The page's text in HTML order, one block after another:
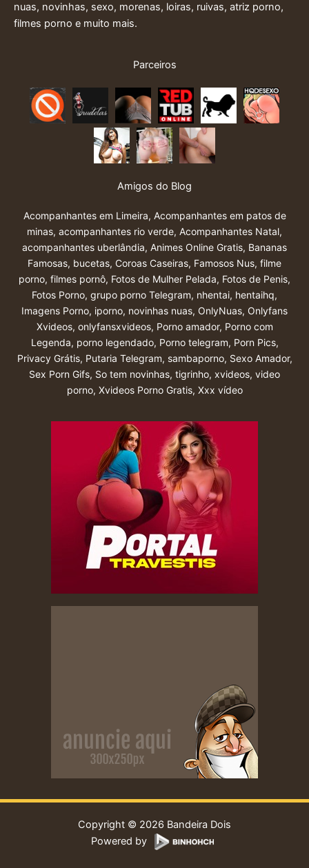
nuas, novinhas, sexo, morenas, loiras, ruivas, atriz porno,
filmes porno e muito mais.
Parceiros
Amigos do Blog
Acompanhantes em Limeira, Acompanhantes em patos de
minas, acompanhantes rio verde, Acompanhantes Natal,
acompanhantes uberlândia, Animes Online Gratis, Bananas
Famosas, bucetas, Coroas Caseiras, Famosos Nus, filme
porno, filmes pornô, Fotos de Mulher Pelada, Fotos de Penis,
Fotos Porno, grupo porno Telegram, nhentai, hentaihq,
Imagens Porno, iporno, novinhas nuas, OnlyNuas, Onlyfans
Xvideos, onlyfansxvideos, Porno amador, Porno com
Legenda, porno legendado, Porno telegram, Porn Pics,
Privacy Grátis, Putaria Telegram, sambaporno, Sexo Amador,
Sex Porn Gifs, So tem novinhas, tigrinho, xvideos, video
porno, Xvideos Porno Gratis, Xxx vídeo
Copyright © 2026 Bandeira Dois
Powered by